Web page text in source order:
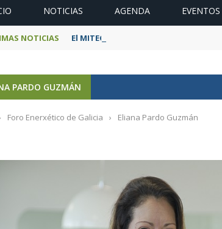
NOTICIAS AGENDA EVENTOS
NOTICIAS El MITECO prepara una subasta de
PARDO GUZMÁN
Foro Enerxético de Galicia › Eliana Pardo Guzmán